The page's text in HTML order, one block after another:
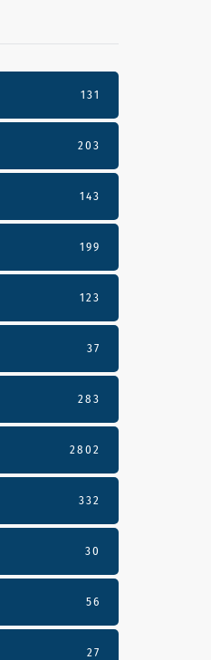
131
203
143
199
123
37
283
2802
332
30
56
27